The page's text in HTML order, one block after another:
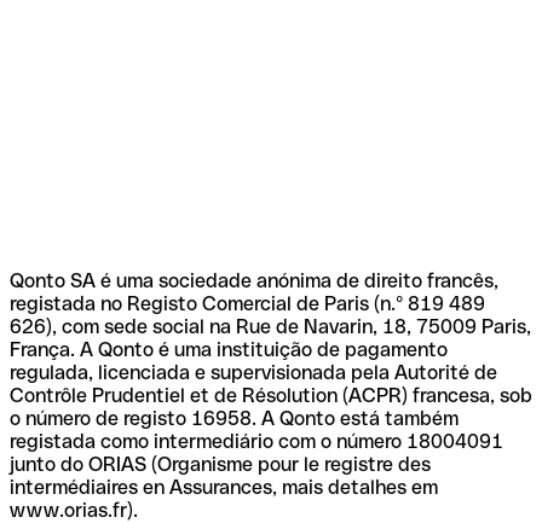
Qonto SA é uma sociedade anónima de direito francês,
registada no Registo Comercial de Paris (n.º 819 489
626), com sede social na Rue de Navarin, 18, 75009 Paris,
França. A Qonto é uma instituição de pagamento
regulada, licenciada e supervisionada pela Autorité de
Contrôle Prudentiel et de Résolution (ACPR) francesa, sob
o número de registo 16958. A Qonto está também
registada como intermediário com o número 18004091
junto do ORIAS (Organisme pour le registre des
intermédiaires en Assurances, mais detalhes em
www.orias.fr).